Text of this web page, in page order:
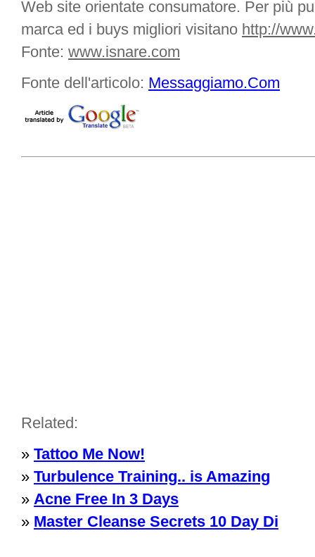
Web site orientate consumatore. Per più
marca ed i buys migliori visitano http://
Fonte: www.isnare.com
Fonte dell'articolo: Messaggiamo.Com
Related:
» Tattoo Me Now!
» Turbulence Training.. is Amazing
» Acne Free In 3 Days
» Master Cleanse Secrets 10 Day Di